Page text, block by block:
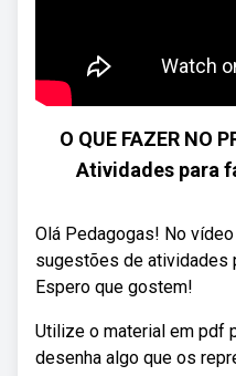
O QUE FAZER NO
Atividades para
Olá Pedagogas! No
sugestões de atividades
Espero que gostem!
Utilize o material em pdf
desenha algo que os